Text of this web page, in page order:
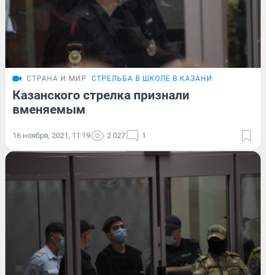
СТРАНА И МИР СТРЕЛЬБА В ШКОЛЕ В КАЗАНИ
Казанского стрелка признали
вменяемым
16 ноября, 2021, 11:19 2 027 1